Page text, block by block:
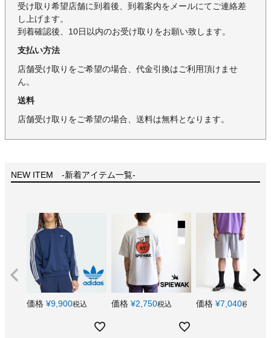
受け取り希望店舗に到着後、到着案内をメールにてご連絡差
し上げます。
到着確認後、10日以内のお受け取りをお願い致します。
支払い方法
店舗受け取りをご希望の場合、代金引換はご利用頂けませ
ん。
送料
店舗受け取りをご希望の場合、送料は無料となります。
NEW ITEM -新着アイテム一覧-
価格 ¥9,900税込 価格 ¥2,750税込 価格 ¥7,040税込